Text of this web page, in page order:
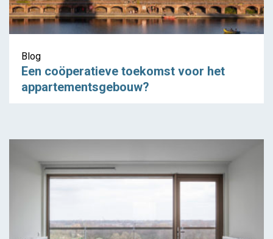
Blog
Een coöperatieve toekomst voor het
appartementsgebouw?